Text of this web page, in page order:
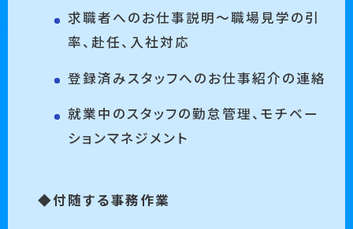
求職者へのお仕事説明～職場見学の引
率、赴任、入社対応
登録済みスタッフへのお仕事紹介の連絡
就業中のスタッフの勤怠管理、モチベー
ションマネジメント
◆付随する事務作業